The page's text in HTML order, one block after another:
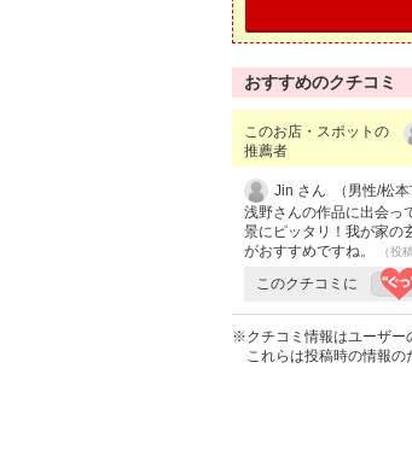
おすすめのクチコミ
このお店・スポットの
推薦者
Jin さん （男性/松本
浅野さんの作品に出会っ
景にピッタリ！我が家の
がおすすめですね。
（投
このクチコミに
※クチコミ情報はユーザー
これらは投稿時の情報の